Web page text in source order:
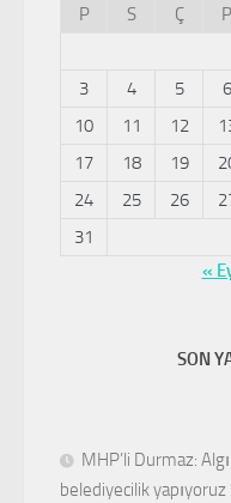
P
S Ç P
3
4 5 6
10
11 12
17
18 19
24
25 26
31
«
SON
MHP’li Durmaz:
belediyecilik yapıyoruz